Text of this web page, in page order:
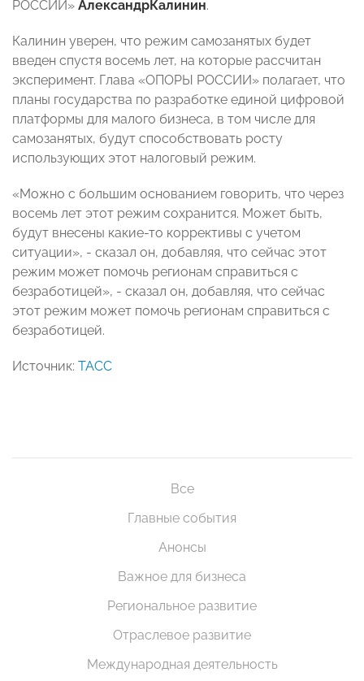
РОССИИ» АлександрКалинин.
Калинин уверен, что режим самозанятых будет
введен спустя восемь лет, на которые рассчитан
эксперимент. Глава «ОПОРЫ РОССИИ» полагает, что
планы государства по разработке единой цифровой
платформы для малого бизнеса, в том числе для
самозанятых, будут способствовать росту
использующих этот налоговый режим.
«Можно с большим основанием говорить, что через
восемь лет этот режим сохранится. Может быть,
будут внесены какие-то коррективы с учетом
ситуации», - сказал он, добавляя, что сейчас этот
режим может помочь регионам справиться с
безработицей», - сказал он, добавляя, что сейчас
этот режим может помочь регионам справиться с
безработицей.
Источник: ТАСС
Все
Главные события
Анонсы
Важное для бизнеса
Региональное развитие
Отраслевое развитие
Международная деятельность